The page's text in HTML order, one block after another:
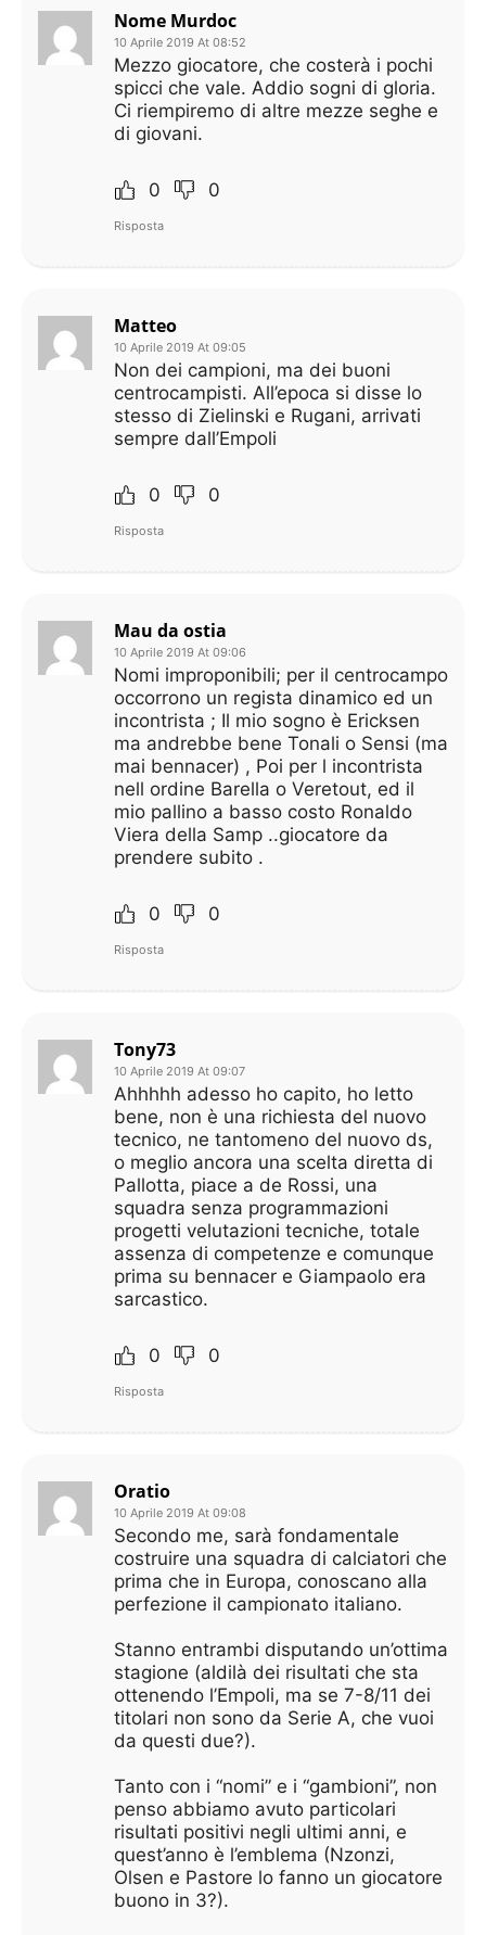
Nome Murdoc
10 Aprile 2019 At 08:52
Mezzo giocatore, che costerà i pochi
spicci che vale. Addio sogni di gloria.
Ci riempiremo di altre mezze seghe e
di giovani.
0 0
Risposta
Matteo
10 Aprile 2019 At 09:05
Non dei campioni, ma dei buoni
centrocampisti. All’epoca si disse lo
stesso di Zielinski e Rugani, arrivati
sempre dall’Empoli
0 0
Risposta
Mau da ostia
10 Aprile 2019 At 09:06
Nomi improponibili; per il centrocampo
occorrono un regista dinamico ed un
incontrista ; Il mio sogno è Ericksen
ma andrebbe bene Tonali o Sensi (ma
mai bennacer) , Poi per l incontrista
nell ordine Barella o Veretout, ed il
mio pallino a basso costo Ronaldo
Viera della Samp ..giocatore da
prendere subito .
0 0
Risposta
Tony73
10 Aprile 2019 At 09:07
Ahhhhh adesso ho capito, ho letto
bene, non è una richiesta del nuovo
tecnico, ne tantomeno del nuovo ds,
o meglio ancora una scelta diretta di
Pallotta, piace a de Rossi, una
squadra senza programmazioni
progetti velutazioni tecniche, totale
assenza di competenze e comunque
prima su bennacer e Giampaolo era
sarcastico.
0 0
Risposta
Oratio
10 Aprile 2019 At 09:08
Secondo me, sarà fondamentale
costruire una squadra di calciatori che
prima che in Europa, conoscano alla
perfezione il campionato italiano.
Stanno entrambi disputando un’ottima
stagione (aldilà dei risultati che sta
ottenendo l’Empoli, ma se 7-8/11 dei
titolari non sono da Serie A, che vuoi
da questi due?).
Tanto con i “nomi” e i “gambioni”, non
penso abbiamo avuto particolari
risultati positivi negli ultimi anni, e
quest’anno è l’emblema (Nzonzi,
Olsen e Pastore lo fanno un giocatore
buono in 3?).